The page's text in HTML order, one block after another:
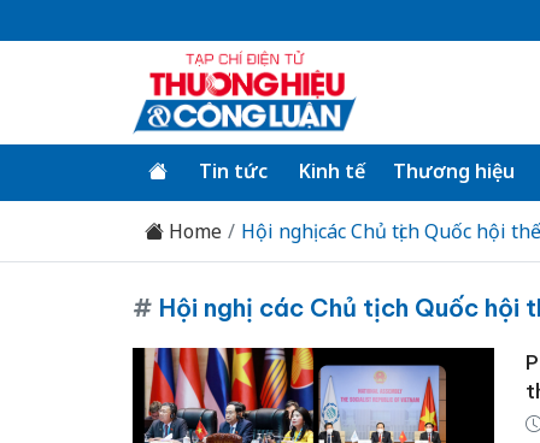
Tin tức Kinh tế Thương hiệu
Home Hội nghị các Chủ tịch Quốc hội
# Hội nghị các Chủ tịch Quốc hội